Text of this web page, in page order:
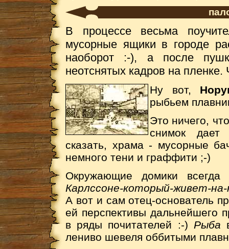
В процессе весьма
мусорные ящики в городе
наоборот :-), а после
неотснятых кадров на
Ну вот,
рыбьем
Это ничего,
снимок дает
сказать, храма - мусорные
немного тени и граффити ;-)
Окружающие домики
Карлссоне-который-живет-
А вот и сам отец-основатель
ей перспективы дальнейшего
в ряды почитателей :-) Рыба
лениво шевеля оббитыми